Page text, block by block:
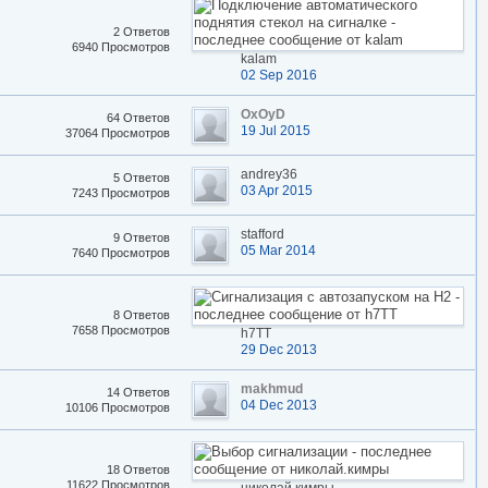
2 Ответов
6940 Просмотров
kalam
02 Sep 2016
64 Ответов
37064 Просмотров
OxOyD
19 Jul 2015
5 Ответов
7243 Просмотров
andrey36
03 Apr 2015
9 Ответов
7640 Просмотров
stafford
05 Mar 2014
8 Ответов
7658 Просмотров
h7TT
29 Dec 2013
14 Ответов
10106 Просмотров
makhmud
04 Dec 2013
18 Ответов
11622 Просмотров